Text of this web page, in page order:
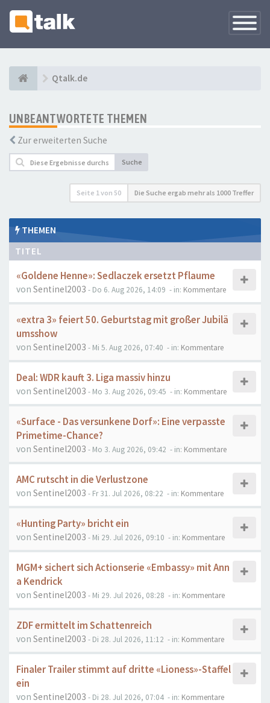
Qtalk.de
UNBEANTWORTETE THEMEN
Zur erweiterten Suche
Suche
Seite 1von 50 Die Suche ergab mehr als 1000 Treffer
THEMEN
TITEL
«Goldene Henne»: Sedlaczek ersetzt Pflaume
von Sentinel2003 - Do 6. Aug 2026, 14:09 - in: Kommentare
«extra 3» feiert 50. Geburtstag mit großer Jubilä
umsshow
von Sentinel2003 - Mi 5. Aug 2026, 07:40 - in: Kommentare
Deal: WDR kauft 3. Liga massiv hinzu
von Sentinel2003 - Mo 3. Aug 2026, 09:45 - in: Kommentare
«Surface - Das versunkene Dorf»: Eine verpasste
Primetime-Chance?
von Sentinel2003 - Mo 3. Aug 2026, 09:42 - in: Kommentare
AMC rutscht in die Verlustzone
von Sentinel2003 - Fr 31. Jul 2026, 08:22 - in: Kommentare
«Hunting Party» bricht ein
von Sentinel2003 - Mi 29. Jul 2026, 09:10 - in: Kommentare
MGM+ sichert sich Actionserie «Embassy» mit Ann
a Kendrick
von Sentinel2003 - Mi 29. Jul 2026, 08:28 - in: Kommentare
ZDF ermittelt im Schattenreich
von Sentinel2003 - Di 28. Jul 2026, 11:12 - in: Kommentare
Finaler Trailer stimmt auf dritte «Lioness»-Staffel
ein
von Sentinel2003 - Di 28. Jul 2026, 07:04 - in: Kommentare